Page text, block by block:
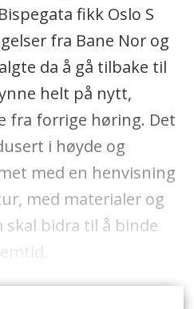
fikk Oslo S
fra Bane Nor og
da å gå tilbake til
helt på nytt,
fra forrige høring. Det
i høyde og
med en henvisning
med materialer og
bidra til å binde